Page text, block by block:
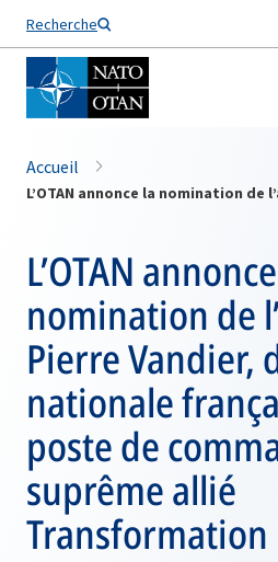
Recherche
Nom de famille*
Accueil
L’OTAN
nomination de
Pierre Vandier,
nationale
poste de
suprême allié
Transformation